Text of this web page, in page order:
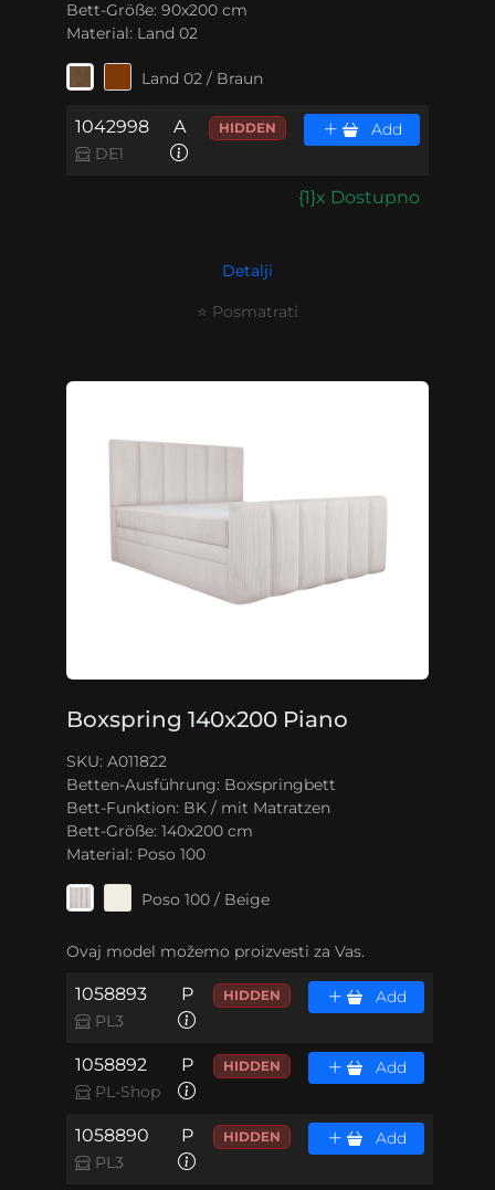
Bett-Größe: 90x200 cm
Material: Land 02
Land 02 / Braun
1042998
DE1
A HIDDEN Add
{1}x Dostupno
Detalji
⭐ Posmatrati
Boxspring 140x200 Piano
SKU: A011822
Betten-Ausführung: Boxspringbett
Bett-Funktion: BK / mit Matratzen
Bett-Größe: 140x200 cm
Material: Poso 100
Poso 100 / Beige
Ovaj model možemo proizvesti za Vas.
1058893
PL3
P HIDDEN Add
1058892
PL-Shop
P HIDDEN Add
1058890
PL3
P HIDDEN Add